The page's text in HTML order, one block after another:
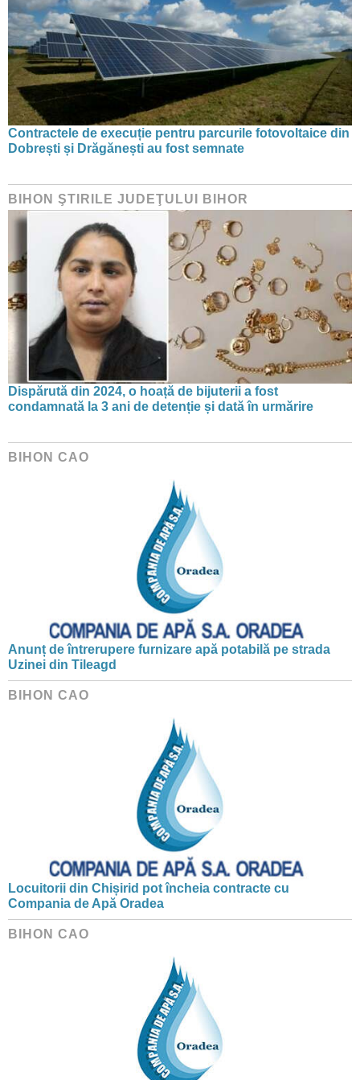
Contractele de execuție pentru parcurile fotovoltaice din
Dobrești și Drăgănești au fost semnate
BIHON ŞTIRILE JUDEŢULUI BIHOR
Dispărută din 2024, o hoață de bijuterii a fost
condamnată la 3 ani de detenție și dată în urmărire
BIHON CAO
Anunț de întrerupere furnizare apă potabilă pe strada
Uzinei din Tileagd
BIHON CAO
Locuitorii din Chișirid pot încheia contracte cu
Compania de Apă Oradea
BIHON CAO